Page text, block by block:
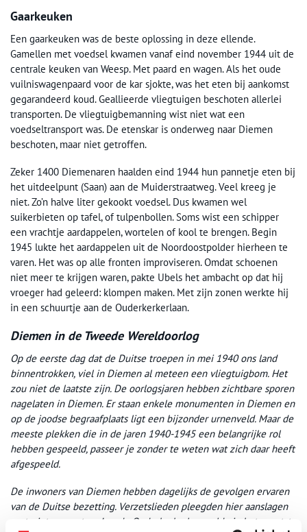
Gaarkeuken
Een gaarkeuken was de beste oplossing in deze ellende.
Gamellen met voedsel kwamen vanaf eind november 1944 uit de
centrale keuken van Weesp. Met paard en wagen. Als het oude
vuilniswagenpaard voor de kar sjokte, was het eten bij aankomst
gegarandeerd koud. Geallieerde vliegtuigen beschoten allerlei
transporten. De vliegtuigbemanning wist niet wat een
voedseltransport was. De etenskar is onderweg naar Diemen
beschoten, maar niet getroffen.
Zeker 1400 Diemenaren haalden eind 1944 hun pannetje eten bij
het uitdeelpunt (Saan) aan de Muiderstraatweg. Veel kreeg je
niet. Zo’n halve liter gekookt voedsel. Dus kwamen wel
suikerbieten op tafel, of tulpenbollen. Soms wist een schipper
een vrachtje aardappelen, wortelen of kool te brengen. Begin
1945 lukte het aardappelen uit de Noordoostpolder hierheen te
varen. Het was op alle fronten improviseren. Omdat schoenen
niet meer te krijgen waren, pakte Ubels het ambacht op dat hij
vroeger had geleerd: klompen maken. Met zijn zonen werkte hij
in een schuurtje aan de Ouderkerkerlaan.
Diemen in de Tweede Wereldoorlog
Op de eerste dag dat de Duitse troepen in mei 1940 ons land
binnentrokken, viel in Diemen al meteen een vliegtuigbom. Het
zou niet de laatste zijn. De oorlogsjaren hebben zichtbare sporen
nagelaten in Diemen. Er staan enkele monumenten in Diemen en
op de joodse begraafplaats ligt een bijzonder urnenveld. Maar de
meeste plekken die in de jaren 1940-1945 een belangrijke rol
hebben gespeeld, passeer je zonder te weten wat zich daar heeft
afgespeeld.
De inwoners van Diemen hebben dagelijks de gevolgen ervaren
van de Duitse bezetting. Verzetslieden pleegden hier aanslagen
op treintransporten. Aan de Ouderkerkerlaan rolde in het grootste